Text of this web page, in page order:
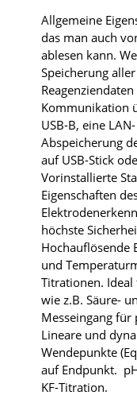
Allgemeine
das man auch
ablesen kann.
Speicherung
Kommunikation
USB-B, eine
Abspeicherung
auf USB-Stick
Vorinstallierte
Eigenschaften
höchste
Hochauflösende
und
Titrationen.
wie z.B. Säure-
Messeingang für
Lineare und
Wendepunkte
auf Endpunkt.
KF-Titration.